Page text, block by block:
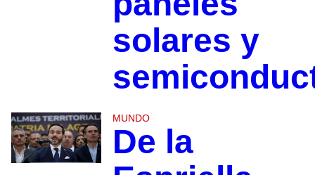
solares y
MUNDO
De la